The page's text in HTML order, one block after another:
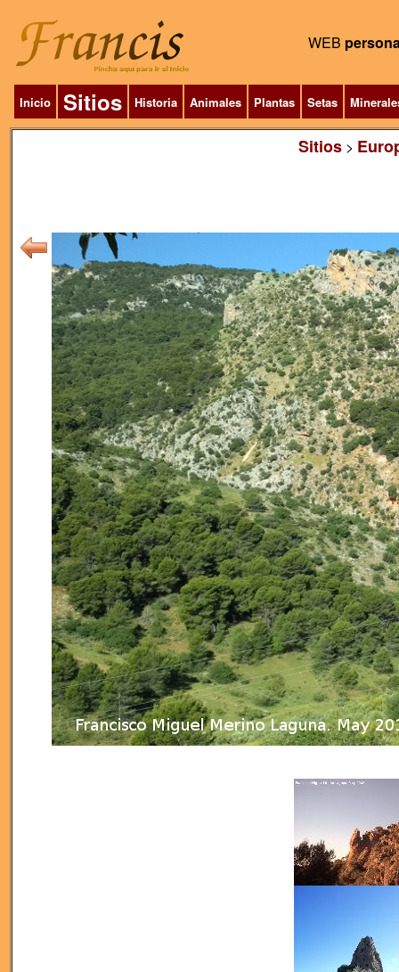
WEB
Inicio Sitios Historia Animales Plantas Setas
Sitios >